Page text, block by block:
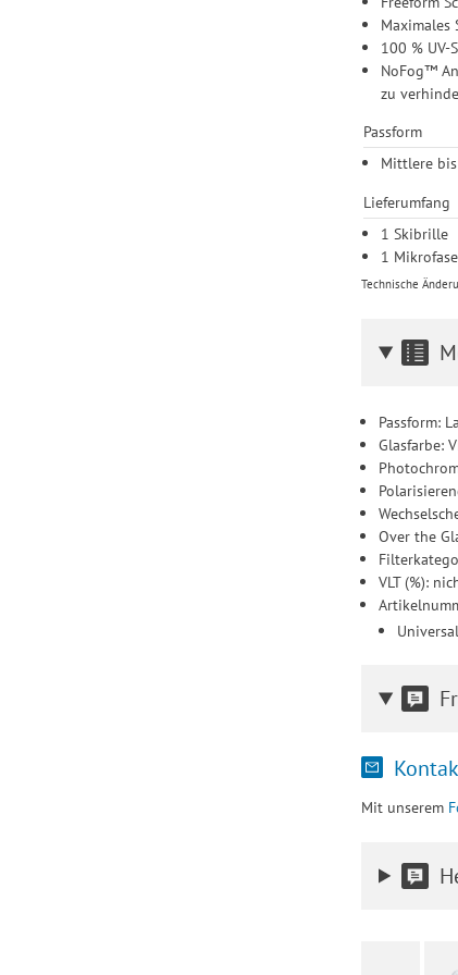
Maximales
100 % UV-
NoFog™
zu
Passform
Mittlere
Lieferumfang
1 Skibrille
1
Technische
Passform:
Glasfarbe:
Over the
VLT (%):
Mit unserem